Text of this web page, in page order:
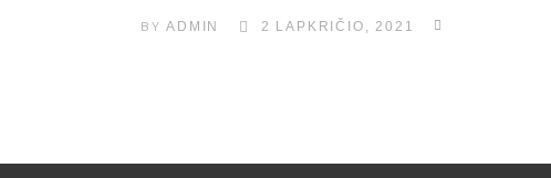
BYADMIN 2 LAPKRIČIO, 2021